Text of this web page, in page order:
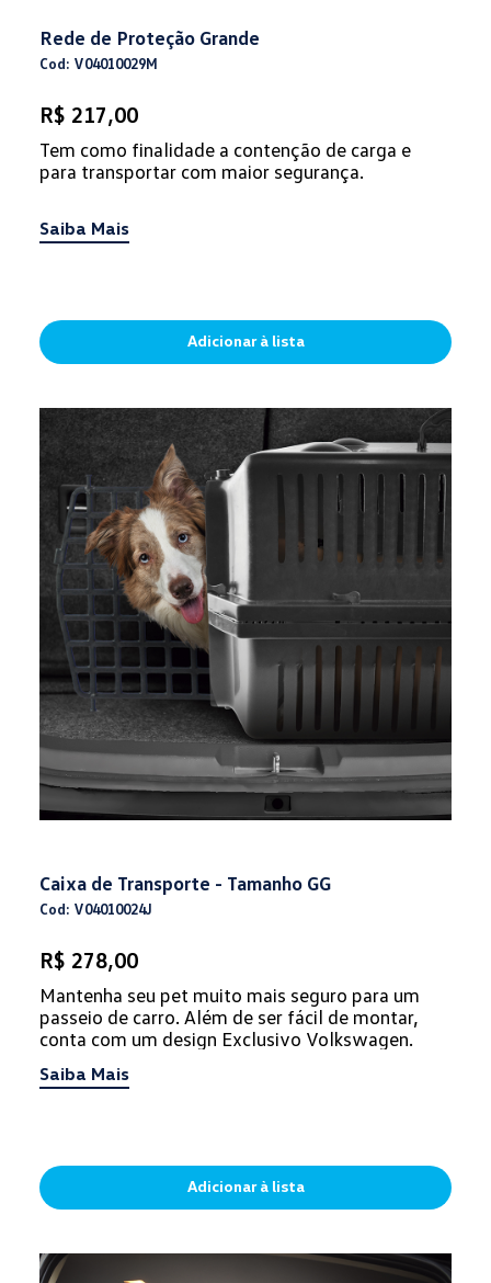
Rede de Proteção Grande
Cod: V04010029M
R$ 217,00
Tem como finalidade a contenção de carga e
para transportar com maior segurança.
Saiba Mais
Adicionar à lista
Caixa de Transporte - Tamanho GG
Cod: V04010024J
R$ 278,00
Mantenha seu pet muito mais seguro para um
passeio de carro. Além de ser fácil de montar,
conta com um design Exclusivo Volkswagen.
Saiba Mais
Adicionar à lista